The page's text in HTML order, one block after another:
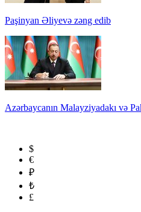
Paşinyan Əliyevə zəng edib
Azərbaycanın Malayziyadakı və
$
€
₽
₺
£